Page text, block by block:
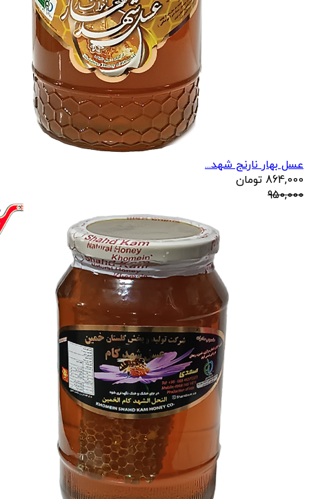
عسل بهار نارنج شهد...
864,000 تومان
950,000